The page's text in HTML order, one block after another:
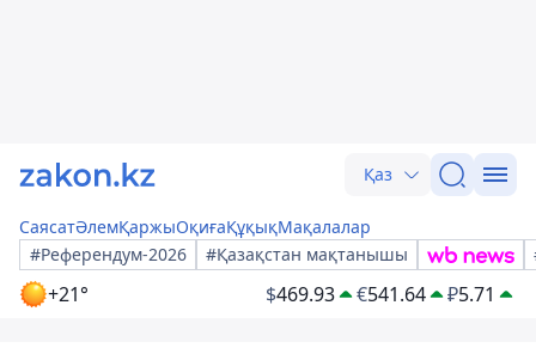
Қаз
СаясатӘлемҚаржыОқиғаҚұқықМақалалар
#Референдум-2026
#Қазақстан мақтанышы
+21° $469.93 €541.64 ₽5.71